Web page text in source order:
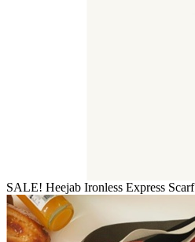
SALE! Heejab Ironless Express Scarf